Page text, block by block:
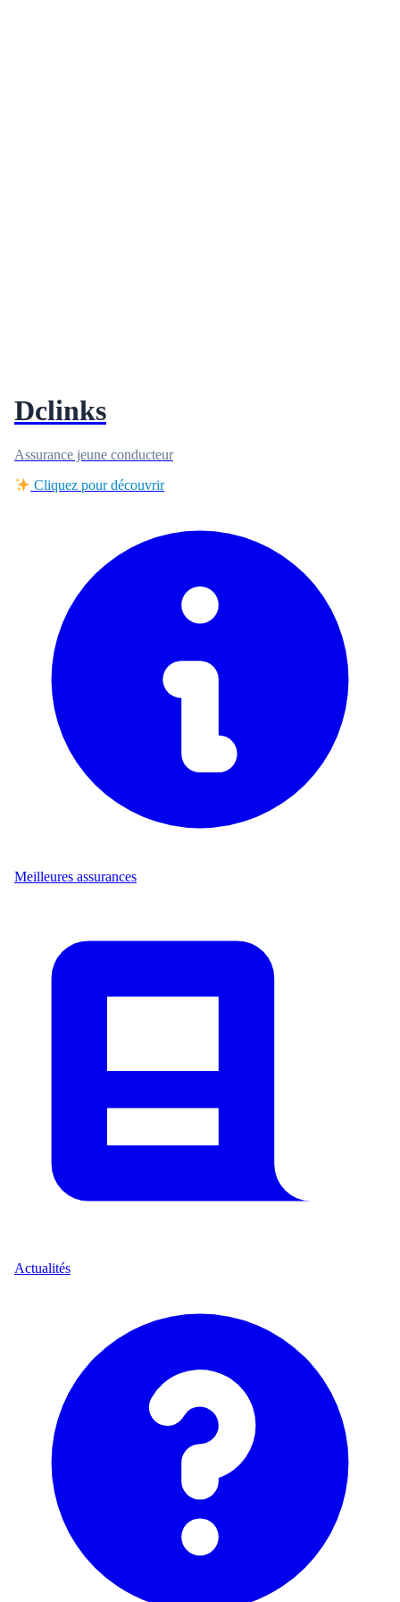
Dclinks
Assurance jeune conducteur
Cliquez pour découvrir
Meilleures assurances
Actualités